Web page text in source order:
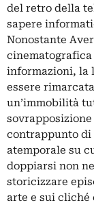
del retro della
sapere
Nonostante
informazioni, la
essere
un’immobilità
contrappunto di
atemporale su
doppiarsi non
storicizzare
arte e sui cliché